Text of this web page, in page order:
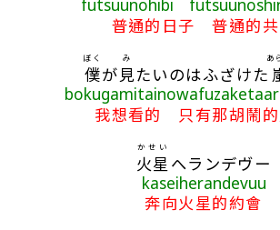
futsuunohibi
普通的日子 普通的
僕
ぼく
が 見
み
たいのはふざけた
あ
我想看的 只有那胡鬧
火星
かせい
へランデヴー
kaseiherandevuu
奔向火星的約會